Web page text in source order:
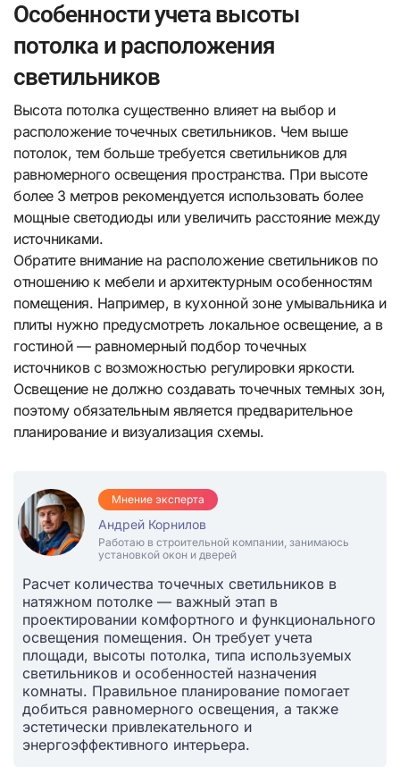
Особенности учета высоты
потолка и расположения
светильников
Высота потолка существенно влияет на выбор и
расположение точечных светильников. Чем выше
потолок, тем больше требуется светильников для
равномерного освещения пространства. При высоте
более 3 метров рекомендуется использовать более
мощные светодиоды или увеличить расстояние между
источниками.
Обратите внимание на расположение светильников по
отношению к мебели и архитектурным особенностям
помещения. Например, в кухонной зоне умывальника и
плиты нужно предусмотреть локальное освещение, а в
гостиной — равномерный подбор точечных
источников с возможностью регулировки яркости.
Освещение не должно создавать точечных темных зон,
поэтому обязательным является предварительное
планирование и визуализация схемы.
Мнение эксперта
Андрей Корнилов
Работаю в строительной компании, занимаюсь
установкой окон и дверей
Расчет количества точечных светильников в
натяжном потолке — важный этап в
проектировании комфортного и функционального
освещения помещения. Он требует учета
площади, высоты потолка, типа используемых
светильников и особенностей назначения
комнаты. Правильное планирование помогает
добиться равномерного освещения, а также
эстетически привлекательного и
энергоэффективного интерьера.